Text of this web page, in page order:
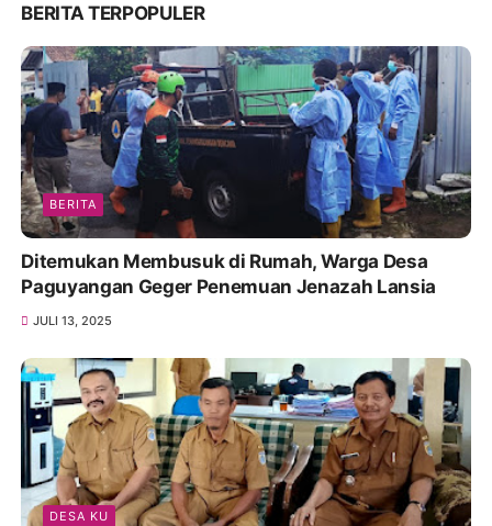
BERITA TERPOPULER
BERITA
Ditemukan Membusuk di Rumah, Warga Desa
Paguyangan Geger Penemuan Jenazah Lansia
JULI 13, 2025
DESA KU